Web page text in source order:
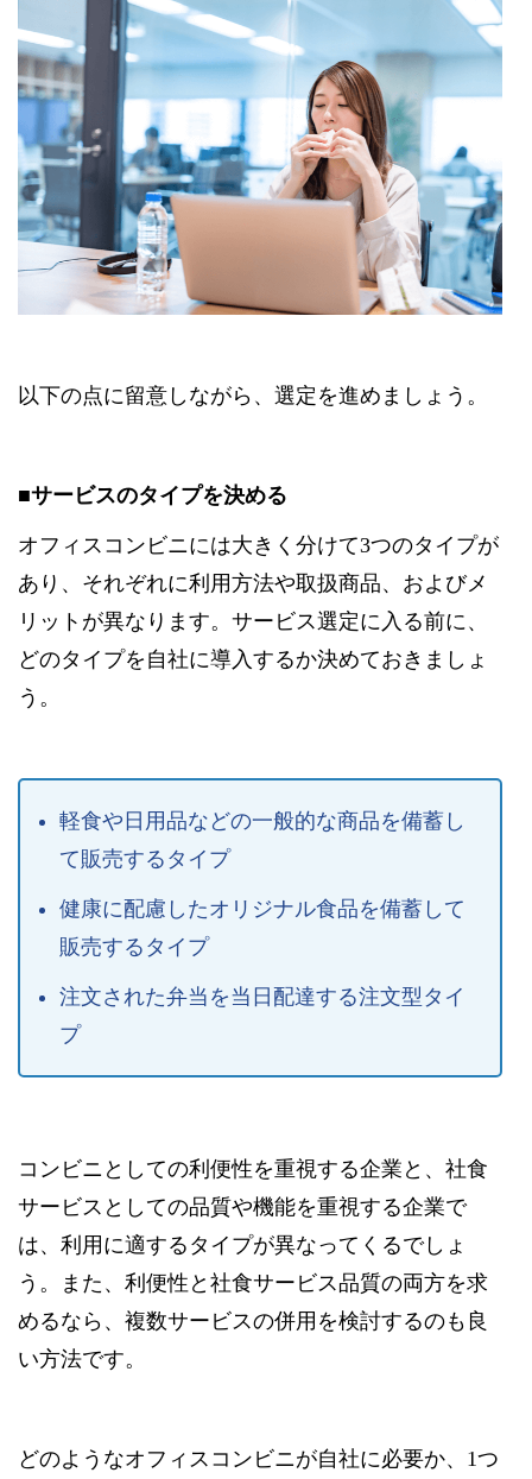
以下の点に留意しながら、選定を進めましょう。
■サービスのタイプを決める
オフィスコンビニには大きく分けて3つのタイプが
あり、それぞれに利用方法や取扱商品、およびメ
リットが異なります。サービス選定に入る前に、
どのタイプを自社に導入するか決めておきましょ
う。
軽食や日用品などの一般的な商品を備蓄し
て販売するタイプ
健康に配慮したオリジナル食品を備蓄して
販売するタイプ
注文された弁当を当日配達する注文型タイ
プ
コンビニとしての利便性を重視する企業と、社食
サービスとしての品質や機能を重視する企業で
は、利用に適するタイプが異なってくるでしょ
う。また、利便性と社食サービス品質の両方を求
めるなら、複数サービスの併用を検討するのも良
い方法です。
どのようなオフィスコンビニが自社に必要か、1つ